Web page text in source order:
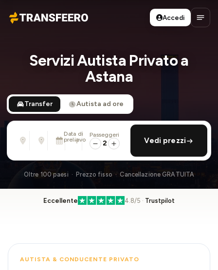
Transfeero
Accedi
Apri
Servizi Autista Privato a
Astana
Transfer Autista ad ore
Indirizzo, aeroporto, albergo, ...
Indirizzo, aeroporto, albergo, ...
Data di
prelievo
Sab 8 Ago · 01:45 PM
aggiungi ritorno
Passeggeri
2 Vedi prezzi
Oltre 100 paesi · Prezzo fisso · Cancellazione GRATUITA
Eccellente 4.8/5 · Trustpilot
AUTISTA & CONDUCENTE PRIVATO